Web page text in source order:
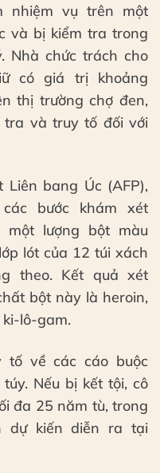
nhiệm vụ trên một
và bị kiểm tra trong
Nhà chức trách cho
có giá trị khoảng
thị trường chợ đen,
tra và truy tố đối với
bang Úc (AFP),
bước khám xét
lượng bột màu
lót của 12 túi xách
theo. Kết quả xét
bột này là heroin,
lô-gam.
tố về các cáo buộc
Nếu bị kết tội, cô
đa 25 năm tù, trong
dự kiến diễn ra tại